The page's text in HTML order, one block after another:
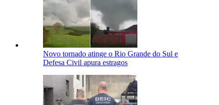
Novo tornado atinge o Rio Grande do Sul e
Defesa Civil apura estragos